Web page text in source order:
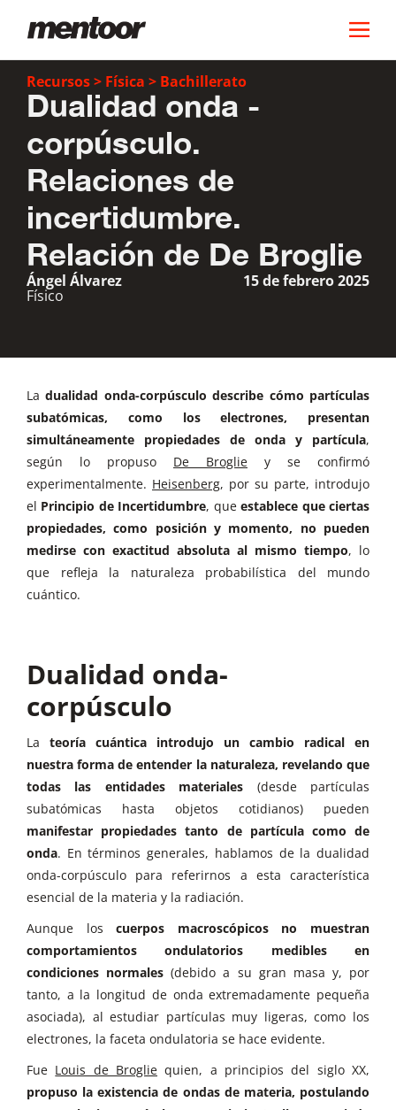
Recursos> Física > Bachillerato
Dualidad onda -
corpúsculo.
Relaciones de
incertidumbre.
Relación de De Broglie
Ángel Álvarez
Físico
15 de febrero 2025
Ladualidad onda-corpúsculo describe cómo partículas
subatómicas, como los electrones, presentan
simultáneamente propiedades de onda y partícula,
según lo propuso De Broglie y se confirmó
experimentalmente. Heisenberg, por su parte, introdujo
el Principio de Incertidumbre, queestablece que ciertas
propiedades, como posición y momento, no pueden
medirse con exactitud absoluta al mismo tiempo, lo
que refleja la naturaleza probabilística del mundo
cuántico.
Dualidad onda-
corpúsculo
La teoría cuántica introdujo un cambio radical en
nuestra forma de entender la naturaleza, revelando que
todas las entidades materiales (desde partículas
subatómicas hasta objetos cotidianos) pueden
manifestar propiedades tanto de partícula como de
onda. En términos generales, hablamos de la dualidad
onda-corpúsculo para referirnos a esta característica
esencial de la materia y la radiación.
Aunque loscuerpos macroscópicos no muestran
comportamientos ondulatorios medibles en
condiciones normales (debido a su gran masa y, por
tanto, a la longitud de onda extremadamente pequeña
asociada), al estudiar partículas muy ligeras, como los
electrones, la faceta ondulatoria se hace evidente.
Fue Louis de Broglie quien, a principios del siglo XX,
propuso la existencia de ondas de materia, postulando